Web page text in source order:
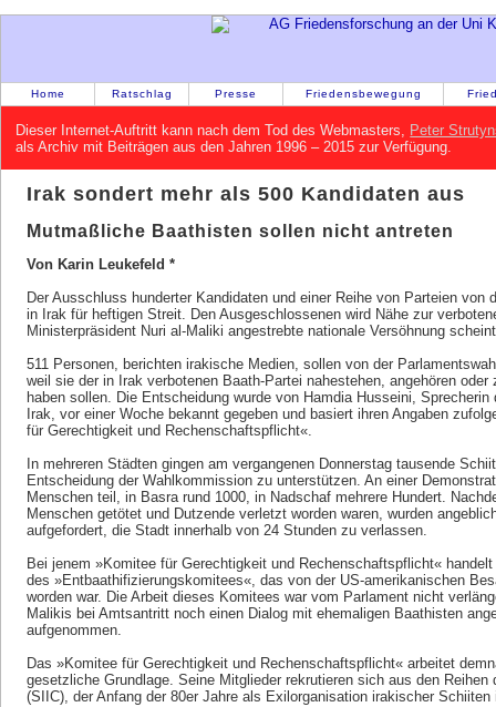
Home Ratschlag Presse Friedensbewegung
Dieser Internet-Auftritt kann nach dem Tod des Webmasters, Peter
als Archiv mit Beiträgen aus den Jahren 1996 – 2015 zur Verfügung.
Irak sondert mehr als 500 Kandidaten aus
Mutmaßliche Baathisten sollen nicht antreten
Von Karin Leukefeld *
Der Ausschluss hunderter Kandidaten und einer Reihe von Parteien von
in Irak für heftigen Streit. Den Ausgeschlossenen wird Nähe zur
Ministerpräsident Nuri al-Maliki angestrebte nationale Versöhnung
511 Personen, berichten irakische Medien, sollen von der
weil sie der in Irak verbotenen Baath-Partei nahestehen, angehören
haben sollen. Die Entscheidung wurde von Hamdia Husseini,
Irak, vor einer Woche bekannt gegeben und basiert ihren Angaben
für Gerechtigkeit und Rechenschaftspflicht«.
In mehreren Städten gingen am vergangenen Donnerstag tausende
Entscheidung der Wahlkommission zu unterstützen. An einer
Menschen teil, in Basra rund 1000, in Nadschaf mehrere Hundert.
Menschen getötet und Dutzende verletzt worden waren, wurden
aufgefordert, die Stadt innerhalb von 24 Stunden zu verlassen.
Bei jenem »Komitee für Gerechtigkeit und Rechenschaftspflicht«
des »Entbaathifizierungskomitees«, das von der US-amerikanischen
worden war. Die Arbeit dieses Komitees war vom Parlament nicht
Malikis bei Amtsantritt noch einen Dialog mit ehemaligen Baathisten
aufgenommen.
Das »Komitee für Gerechtigkeit und Rechenschaftspflicht« arbeitet
gesetzliche Grundlage. Seine Mitglieder rekrutieren sich aus den
(SIIC), der Anfang der 80er Jahre als Exilorganisation irakischer